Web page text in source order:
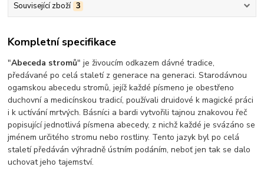
Související zboží 3
Kompletní specifikace
"Abeceda stromů" je živoucím odkazem dávné tradice,
předávané po celá staletí z generace na generaci. Starodávnou
ogamskou abecedu stromů, jejíž každé písmeno je obestřeno
duchovní a medicínskou tradicí, používali druidové k magické práci
i k uctívání mrtvých. Básníci a bardi vytvořili tajnou znakovou řeč
popisující jednotlivá písmena abecedy, z nichž každé je svázáno se
jménem určitého stromu nebo rostliny. Tento jazyk byl po celá
staletí předáván výhradně ústním podáním, neboť jen tak se dalo
uchovat jeho tajemství.